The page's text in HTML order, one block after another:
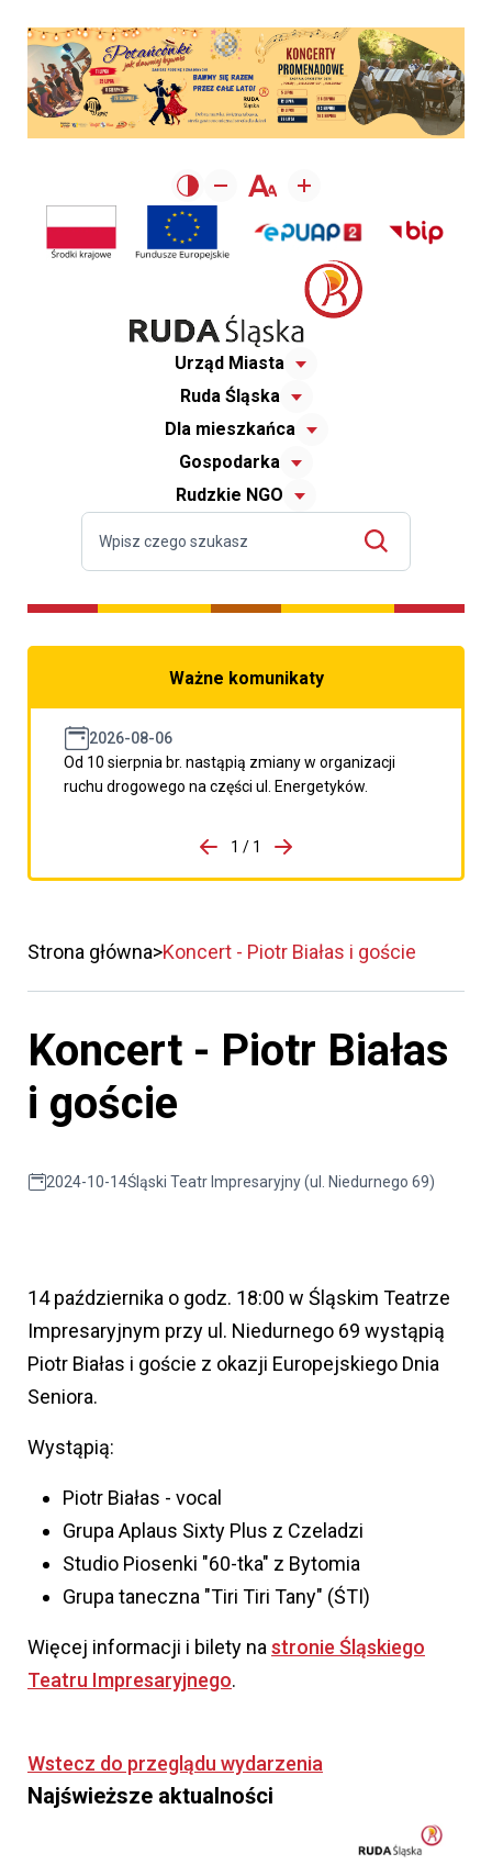
Urząd Miasta
Ruda Śląska
Dla mieszkańca
Gospodarka
Rudzkie NGO
Ważne komunikaty
2026-08-06
Od 10 sierpnia br. nastąpią zmiany w organizacji
ruchu drogowego na części ul. Energetyków.
porzpedniego komunikatu
1 / 1
Przejdź do następnego
Strona główna Koncert - Piotr Białas i goście
Koncert - Piotr Białas
i goście
2024-10-14Śląski Teatr Impresaryjny (ul. Niedurnego 69)
14 października o godz. 18:00 w Śląskim Teatrze
Impresaryjnym przy ul. Niedurnego 69 wystąpią
Piotr Białas i goście z okazji Europejskiego Dnia
Seniora.
Wystąpią:
Piotr Białas - vocal
Grupa Aplaus Sixty Plus z Czeladzi
Studio Piosenki "60-tka" z Bytomia
Grupa taneczna "Tiri Tiri Tany" (ŚTI)
Więcej informacji i bilety na stronie Śląskiego
Teatru Impresaryjnego.
Wstecz do przeglądu wydarzenia
Najświeższe aktualności